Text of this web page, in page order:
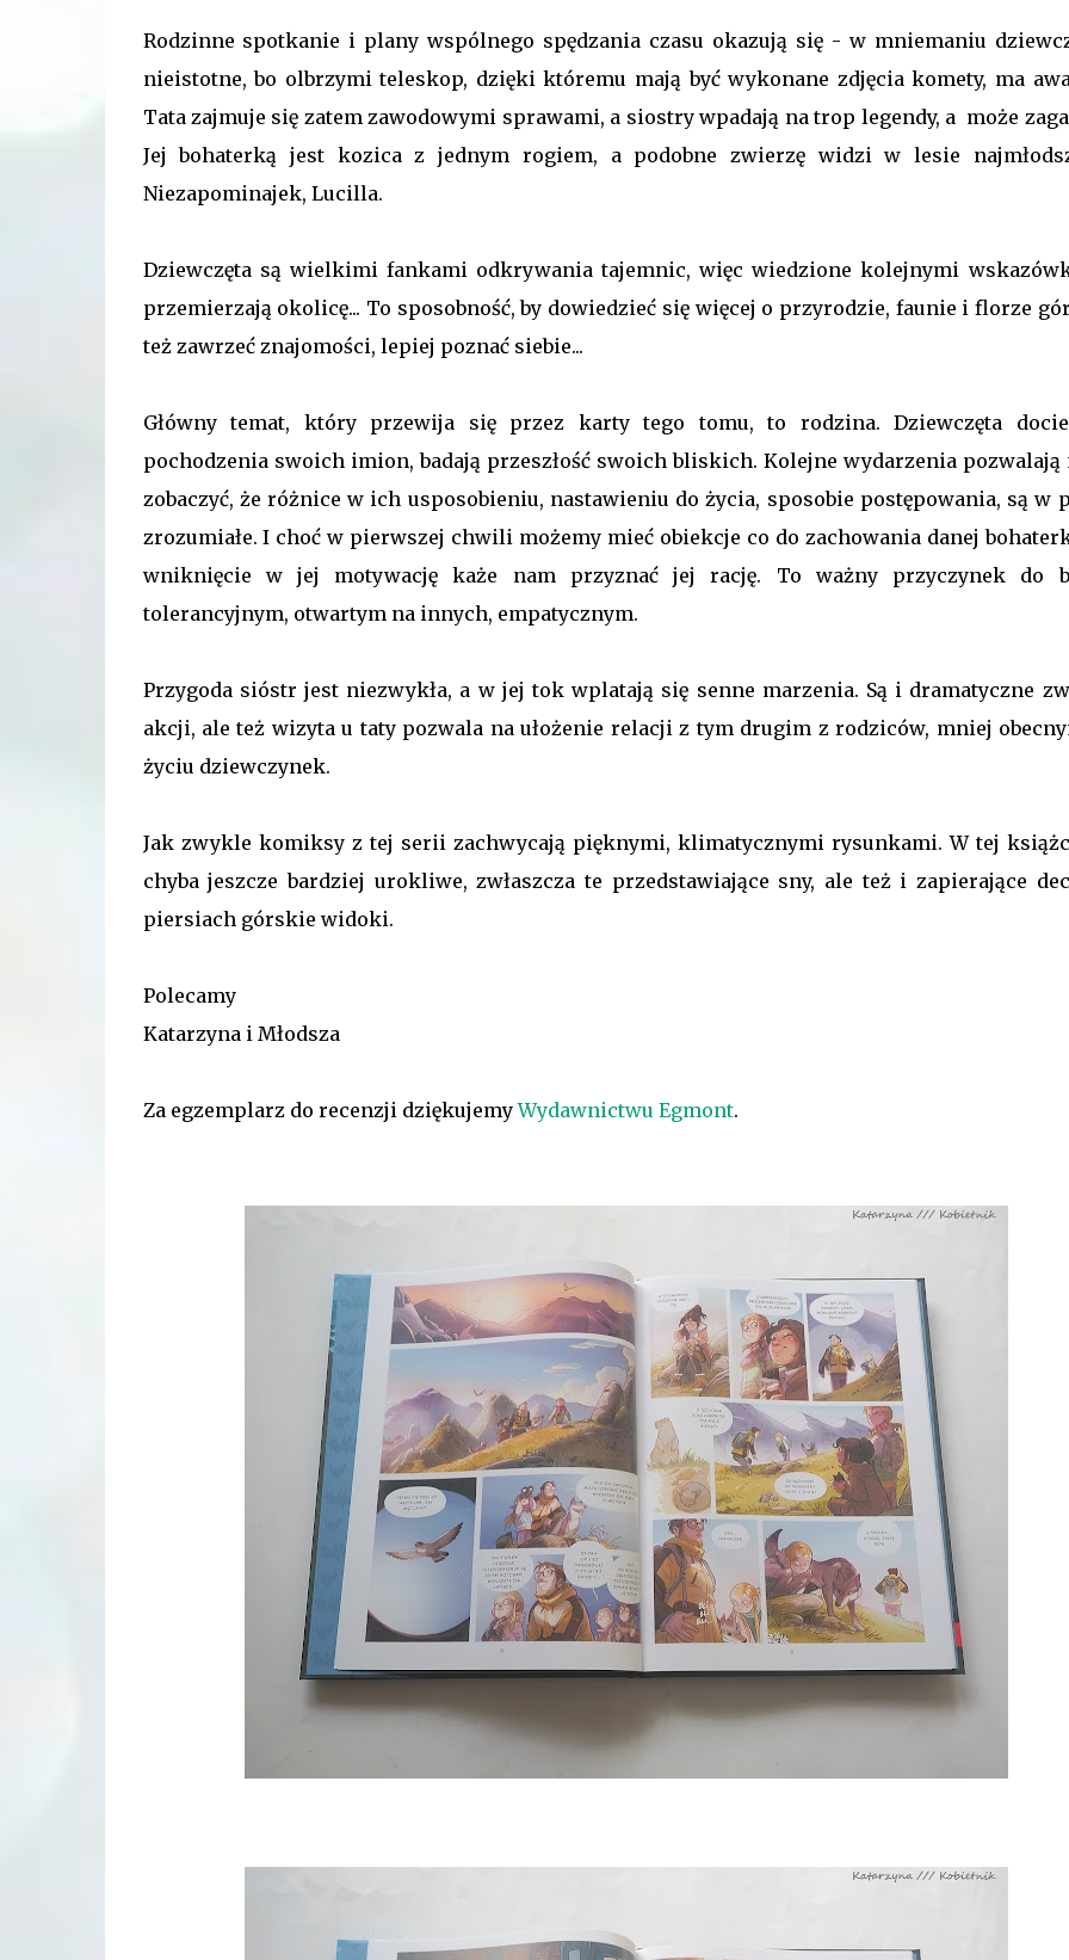
Rodzinne spotkanie i plany wspólnego spędzania czasu okazują się - w mniemaniu
nieistotne, bo olbrzymi teleskop, dzięki któremu mają być wykonane zdjęcia komety, ma
Tata zajmuje się zatem zawodowymi sprawami, a siostry wpadają na trop legendy, a może
Jej bohaterką jest kozica z jednym rogiem, a podobne zwierzę widzi w lesie
Niezapominajek, Lucilla.
Dziewczęta są wielkimi fankami odkrywania tajemnic, więc wiedzione kolejnymi
przemierzają okolicę... To sposobność, by dowiedzieć się więcej o przyrodzie, faunie i florze
też zawrzeć znajomości, lepiej poznać siebie...
Główny temat, który przewija się przez karty tego tomu, to rodzina. Dziewczęta
pochodzenia swoich imion, badają przeszłość swoich bliskich. Kolejne wydarzenia pozwalają
zobaczyć, że różnice w ich usposobieniu, nastawieniu do życia, sposobie postępowania, są w
zrozumiałe. I choć w pierwszej chwili możemy mieć obiekcje co do zachowania danej
wniknięcie w jej motywację każe nam przyznać jej rację. To ważny przyczynek do
tolerancyjnym, otwartym na innych, empatycznym.
Przygoda sióstr jest niezwykła, a w jej tok wplatają się senne marzenia. Są i dramatyczne
akcji, ale też wizyta u taty pozwala na ułożenie relacji z tym drugim z rodziców, mniej
życiu dziewczynek.
Jak zwykle komiksy z tej serii zachwycają pięknymi, klimatycznymi rysunkami. W tej
chyba jeszcze bardziej urokliwe, zwłaszcza te przedstawiające sny, ale też i zapierające
piersiach górskie widoki.
Polecamy
Katarzyna i Młodsza
Za egzemplarz do recenzji dziękujemyWydawnictwu Egmont.